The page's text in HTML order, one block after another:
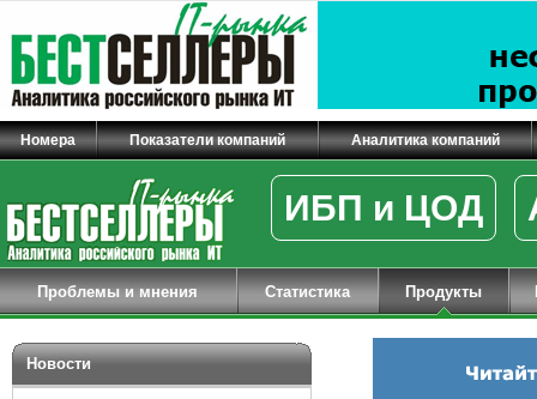
Номера Показатели компаний Аналитика компаний
ИБП и ЦОД
Проблемы и мнения Статистика Продукты
Новости